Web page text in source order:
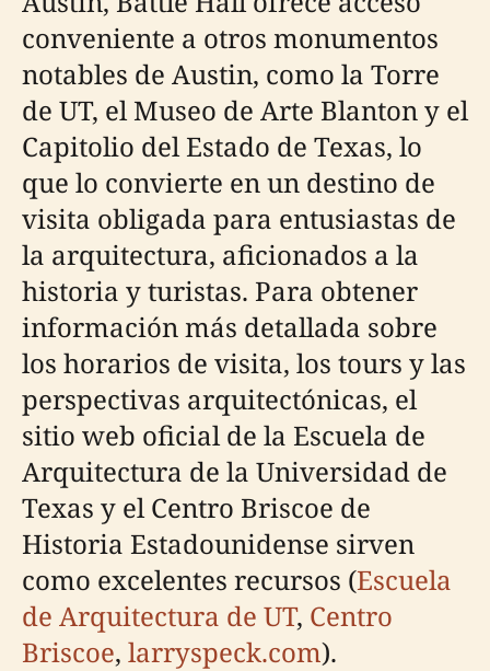
conveniente a otros monumentos
notables de Austin, como la Torre
de UT, el Museo de Arte Blanton y el
Capitolio del Estado de Texas, lo
que lo convierte en un destino de
visita obligada para entusiastas de
la arquitectura, aficionados a la
historia y turistas. Para obtener
información más detallada sobre
los horarios de visita, los tours y las
perspectivas arquitectónicas, el
sitio web oficial de la Escuela de
Arquitectura de la Universidad de
Texas y el Centro Briscoe de
Historia Estadounidense sirven
como excelentes recursos (Escuela
de Arquitectura de UT, Centro
Briscoe, larryspeck.com).